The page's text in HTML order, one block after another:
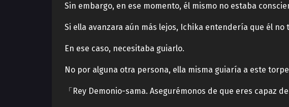
Sin embargo, en ese momento, él mismo no estaba
Si ella avanzara aún más lejos, Ichika entendería que él
En ese caso, necesitaba guiarlo.
No por alguna otra persona, ella misma guiaría a este
「Rey Demonio-sama. Asegurémonos de que eres capaz